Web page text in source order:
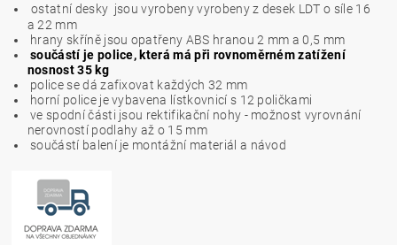
ostatní desky jsou vyrobeny vyrobeny z desek LDT o síle 16
a 22 mm
hrany skříně jsou opatřeny ABS hranou 2 mm a 0,5 mm
součástí je police, která má při rovnoměrném zatížení
nosnost 35 kg
police se dá zafixovat každých 32 mm
horní police je vybavena lístkovnicí s 12 poličkami
ve spodní části jsou rektifikační nohy - možnost vyrovnání
nerovností podlahy až o 15 mm
součástí balení je montážní materiál a návod